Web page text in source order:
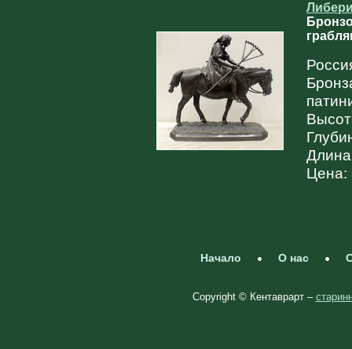
Цена:
Начало О нас
Copyright © Кентаврарт –